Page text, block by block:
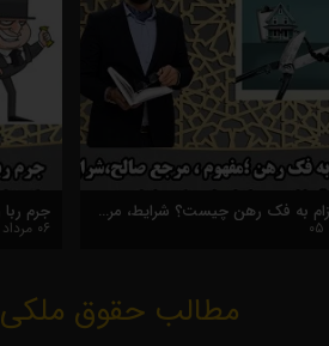
مقادیر دیه در سال ۱۴۰۵؛ جدول کامل دیه اعضا و جراحات
مطالب حقوق ملکی